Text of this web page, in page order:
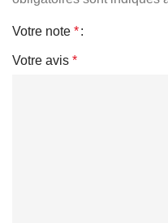
Votre note *
Votre avis *